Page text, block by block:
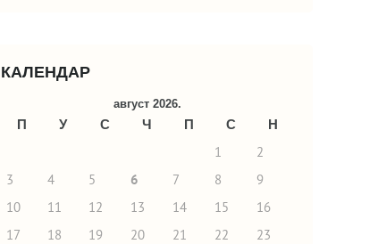
КАЛЕНДАР
август 2026.
П У С Ч П С
Н
1
2
3
4 5 6 7 8
9
10
11 12 13 14 15
16
17
18 19 20 21 22
23